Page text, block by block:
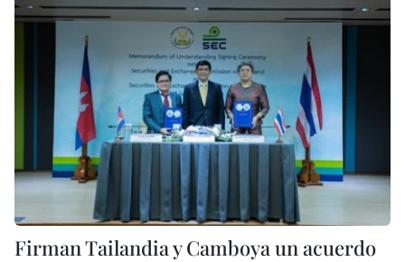
Firman Tailandia y Camboya un acuerdo